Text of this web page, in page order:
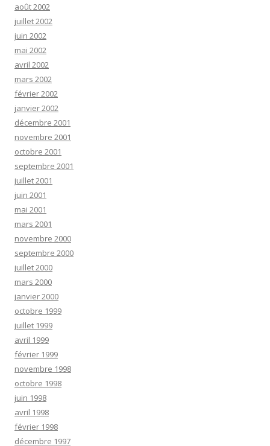
août 2002
juillet 2002
juin 2002
mai 2002
avril 2002
mars 2002
février 2002
janvier 2002
décembre 2001
novembre 2001
octobre 2001
septembre 2001
juillet 2001
juin 2001
mai 2001
mars 2001
novembre 2000
septembre 2000
juillet 2000
mars 2000
janvier 2000
octobre 1999
juillet 1999
avril 1999
février 1999
novembre 1998
octobre 1998
juin 1998
avril 1998
février 1998
décembre 1997